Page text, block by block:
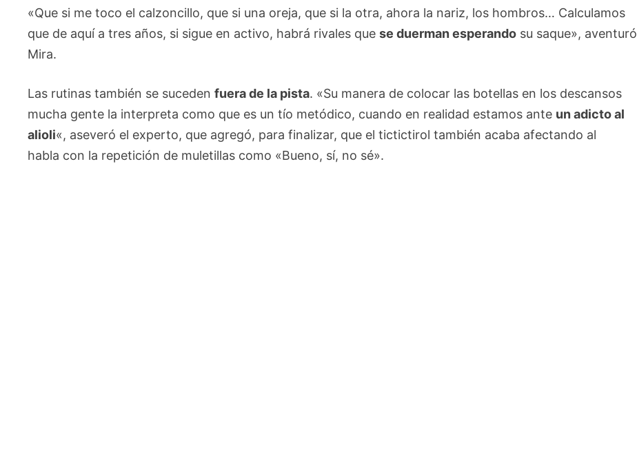
«Que si me toco el calzoncillo, que si una oreja, que si la otra, ahora la nariz, los hombros… Calculamos
que de aquí a tres años, si sigue en activo, habrá rivales quese duerman esperando su saque», aventuró
Mira.
Las rutinas también se sucedenfuera de la pista. «Su manera de colocar las botellas en los descansos
mucha gente la interpreta como que es un tío metódico, cuando en realidad estamos ante un adicto al
alioli«, aseveró el experto, que agregó, para finalizar, que el tictictirol también acaba afectando al
habla con la repetición de muletillas como «Bueno, sí, no sé».